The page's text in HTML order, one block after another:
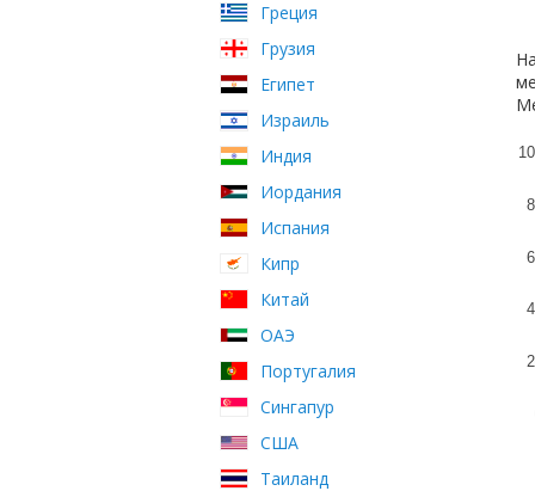
Греция
Грузия
Египет
Израиль
Индия
Иордания
Испания
Кипр
Китай
ОАЭ
Португалия
Сингапур
США
Таиланд